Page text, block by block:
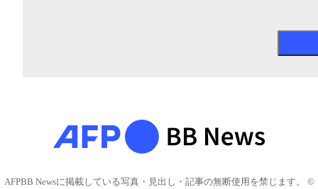
AFPBB Newsに掲載している写真・見出し・記事の無断使用を禁じます。 ©